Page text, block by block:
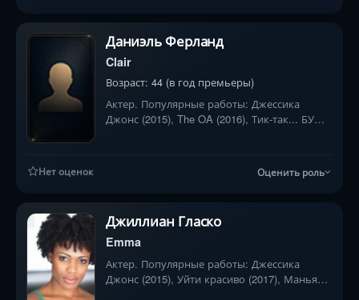
Даниэль Ферланд
Clair
Возраст: 44 (в год премьеры)
Актер. Популярные работы: Джессика
Джонс (2015), The OA (2016), Тик-так... БУМ!
Нет оценок Оценить роль
Джиллиан Гласко
Emma
Актер. Популярные работы: Джессика
Джонс (2015), Уйти красиво (2017), Маньяк